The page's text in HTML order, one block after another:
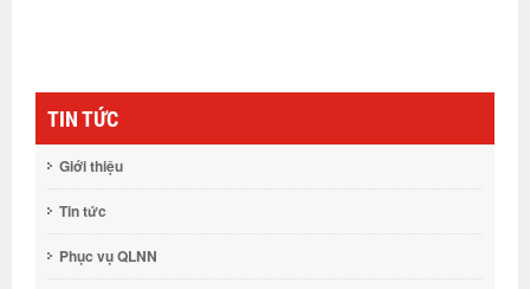
TIN TỨC
Giới thiệu
Tin tức
Phục vụ QLNN